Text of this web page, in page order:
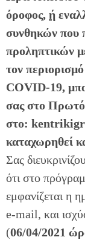
όροφος, ή
συνθηκών που
προληπτικών
τον
COVID-19,
σας στο
στο:
καταχωρηθεί
Σας
ότι στο
εμφανίζεται η
e-mail, και
(06/04/2021